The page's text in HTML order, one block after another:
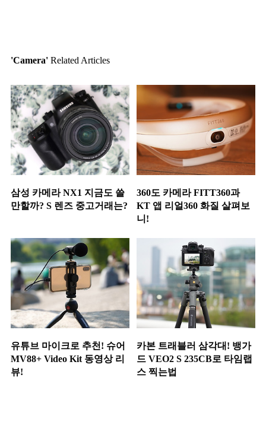
'Camera' Related Articles
삼성 카메라 NX1 지금도 쓸
만할까? S 렌즈 중고거래는?
360도 카메라 FITT360과
KT 앱 리얼360 화질 살펴보
니!
유튜브 마이크로 추천! 슈어
MV88+ Video Kit 동영상 리
뷰!
카본 트래블러 삼각대! 뱅가
드 VEO2 S 235CB로 타임랩
스 찍는법